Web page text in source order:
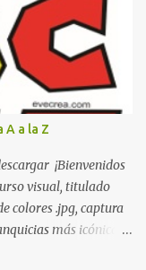
Cosas bonitas
a la Z
¡Bienvenidos
visual, titulado
colores .jpg, captura
más icónicas